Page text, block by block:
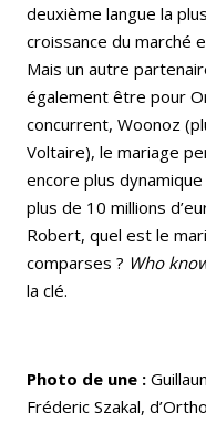
deuxième langue la
croissance du marché
Mais un autre
également être pour
concurrent, Woonoz
Voltaire), le mariage
encore plus
plus de 10 millions
Robert, quel est le
comparses ? Who
la clé.
Photo de une :
Fréderic Szakal,